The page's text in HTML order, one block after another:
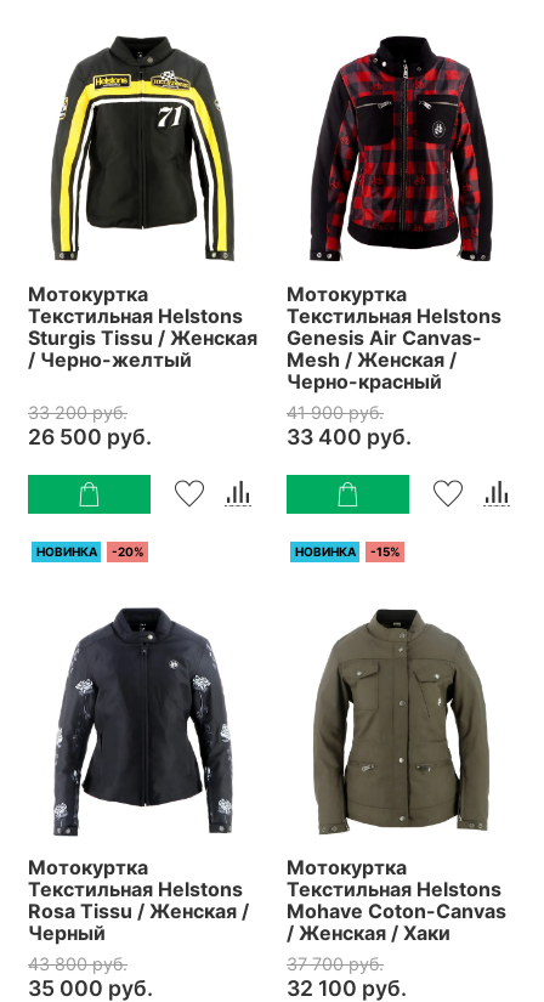
Мотокуртка
Текстильная Helstons
Sturgis Tissu / Женская
/ Черно-желтый
33 200 руб.
26 500 руб.
Мотокуртка
Текстильная Helstons
Genesis Air Canvas-
Mesh / Женская /
Черно-красный
41 900 руб.
33 400 руб.
НОВИНКА -20%
Мотокуртка
Текстильная Helstons
Rosa Tissu / Женская /
Черный
43 800 руб.
35 000 руб.
НОВИНКА -15%
Мотокуртка
Текстильная Helstons
Mohave Coton-Canvas
/ Женская / Хаки
37 700 руб.
32 100 руб.